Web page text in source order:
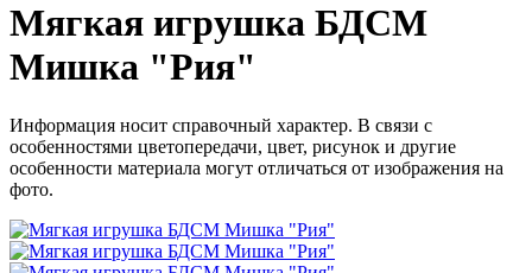
Мягкая игрушка БДСМ
Мишка "Рия"
Информация носит справочный характер. В связи с
особенностями цветопередачи, цвет, рисунок и другие
особенности материала могут отличаться от изображения на
фото.